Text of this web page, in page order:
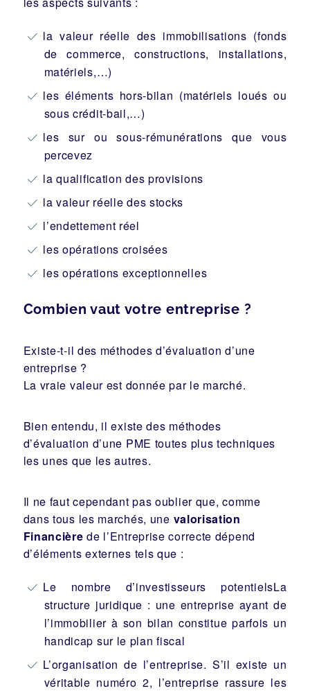
la valeur réelle des immobilisations (fonds
de commerce, constructions, installations,
matériels,…)
les éléments hors-bilan (matériels loués ou
sous crédit-bail,…)
les sur ou sous-rémunérations que vous
percevez
la qualification des provisions
la valeur réelle des stocks
l’endettement réel
les opérations croisées
les opérations exceptionnelles
Combien vaut votre entreprise ?
Existe-t-il des méthodes d’évaluation d’une
entreprise ?
La vraie valeur est donnée par le marché.
Bien entendu, il existe des méthodes
d’évaluation d’une PME toutes plus techniques
les unes que les autres.
Il ne faut cependant pas oublier que, comme
dans tous les marchés, une valorisation
Financièrede l’Entreprise correcte dépend
d’éléments externes tels que :
Le nombre d’investisseurs potentielsLa
structure juridique : une entreprise ayant de
l’immobilier à son bilan constitue parfois un
handicap sur le plan fiscal
L’organisation de l’entreprise. S’il existe un
véritable numéro 2, l’entreprise rassure les